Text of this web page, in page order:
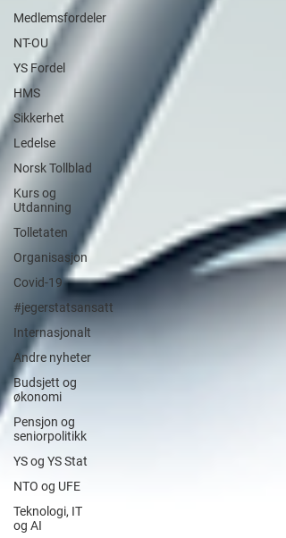
Medlemsfordeler
NT-OU
YS Fordel
HMS
Sikkerhet
Ledelse
Norsk Tollblad
Kurs og
Utdanning
Tolletaten
Organisasjon
Covid-19
#jegerstatsansatt
Internasjonalt
Andre nyheter
Budsjett og
økonomi
Pensjon og
seniorpolitikk
YS og YS Stat
NTO og UFE
Teknologi, IT
og AI